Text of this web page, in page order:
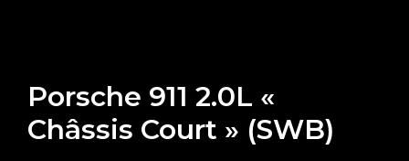
Contact
Billetterie
Porsche 911 2.0L «
Châssis Court » (SWB)